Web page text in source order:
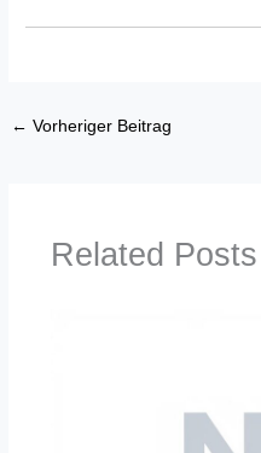
← Vorheriger Beitrag
Related Posts